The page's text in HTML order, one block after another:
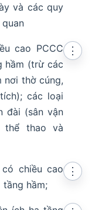
và các quy
cao PCCC
hầm (trừ các
nơi thờ cúng,
các loại
đài (sân vận
thể thao và
⋮
chiều cao
tầng hầm;
⋮